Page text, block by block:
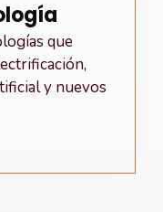
que
y nuevos